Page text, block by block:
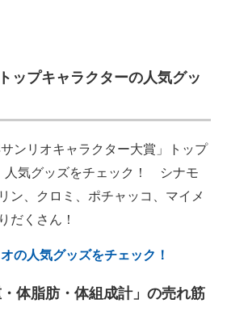
ップキャラクターの人気グッ
ンリオキャラクター大賞」トップ
人気グッズをチェック！ シナモ
ン、クロミ、ポチャッコ、マイメ
だくさん！
の人気グッズをチェック！
体脂肪・体組成計」の売れ筋